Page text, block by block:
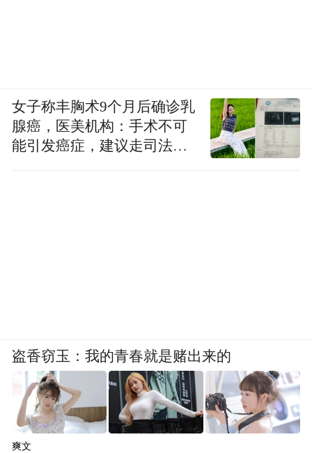
女子称丰胸术9个月后确诊乳
腺癌，医美机构：手术不可
能引发癌症，建议走司法途
盗香窃玉：我的青春就是赌出来的
爽文